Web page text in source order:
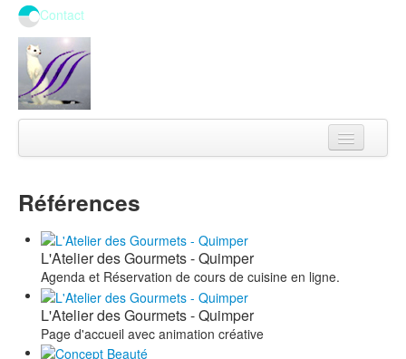
Contact
TechnologiesLogiciels - Domotique
Ressources Humaines recrutement - motivation
Relation Client
Marketing
Internet
Références
L'Atelier des Gourmets - Quimper
Agenda et Réservation de cours de cuisine en ligne.
L'Atelier des Gourmets - Quimper
Page d'accueil avec animation créative